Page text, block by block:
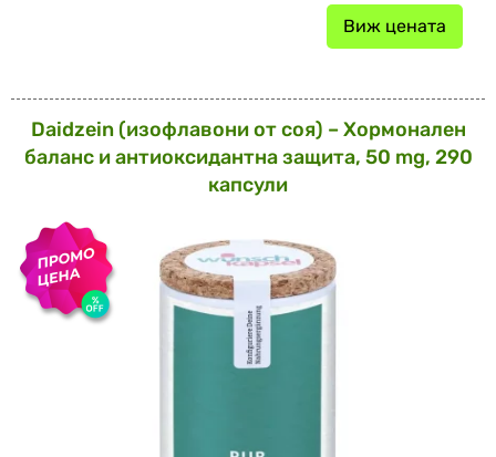
Виж цената
Daidzein (изофлавони от соя) – Хормонален
баланс и антиоксидантна защита, 50 mg, 290
капсули